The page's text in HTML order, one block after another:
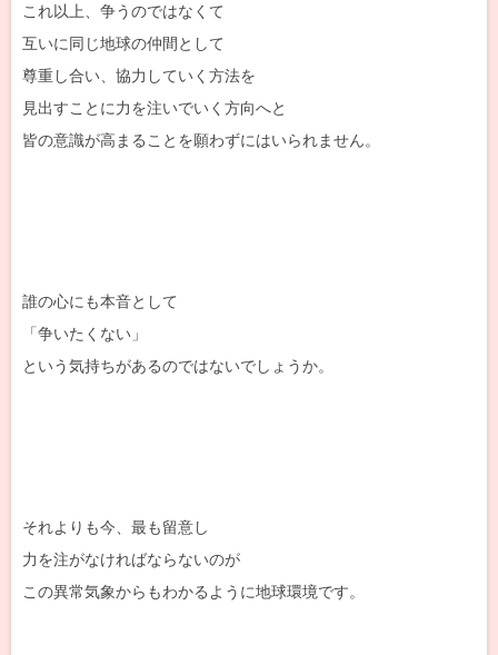
これ以上、争うのではなくて
互いに同じ地球の仲間として
尊重し合い、協力していく方法を
見出すことに力を注いでいく方向へと
皆の意識が高まることを願わずにはいられません。
誰の心にも本音として
「争いたくない」
という気持ちがあるのではないでしょうか。
それよりも今、最も留意し
力を注がなければならないのが
この異常気象からもわかるように地球環境です。